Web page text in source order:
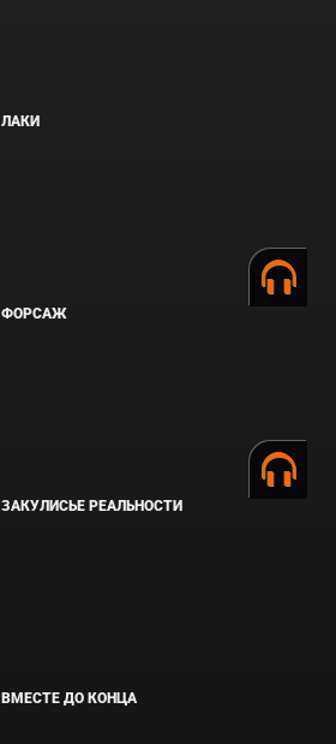
ЛАКИ
ФОРСАЖ
ЗАКУЛИСЬЕ РЕАЛЬНОСТИ
ВМЕСТЕ ДО КОНЦА